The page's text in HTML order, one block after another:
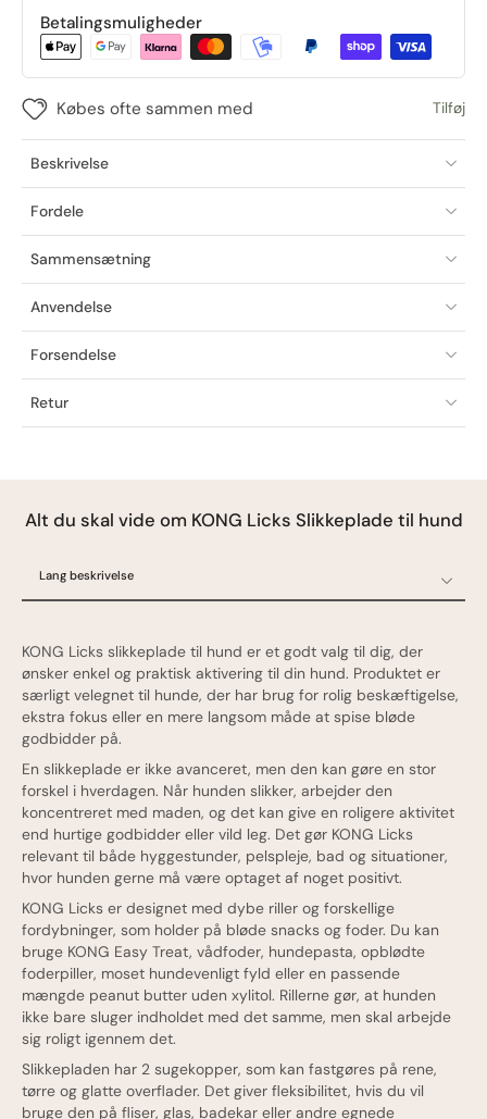
Betalingsmuligheder
Købes ofte sammen med Tilføj
Beskrivelse
Fordele
Sammensætning
Anvendelse
Forsendelse
Retur
Alt du skal vide om KONG Licks Slikkeplade til hund
Lang beskrivelse
Ofte stillede spørgsmål
Oprindelsesland
KONG Licks slikkeplade til hund er et godt valg til dig, der
ønsker enkel og praktisk aktivering til din hund. Produktet er
særligt velegnet til hunde, der har brug for rolig beskæftigelse,
ekstra fokus eller en mere langsom måde at spise bløde
godbidder på.
En slikkeplade er ikke avanceret, men den kan gøre en stor
forskel i hverdagen. Når hunden slikker, arbejder den
koncentreret med maden, og det kan give en roligere aktivitet
end hurtige godbidder eller vild leg. Det gør KONG Licks
relevant til både hyggestunder, pelspleje, bad og situationer,
hvor hunden gerne må være optaget af noget positivt.
KONG Licks er designet med dybe riller og forskellige
fordybninger, som holder på bløde snacks og foder. Du kan
bruge KONG Easy Treat, vådfoder, hundepasta, opblødte
foderpiller, moset hundevenligt fyld eller en passende
mængde peanut butter uden xylitol. Rillerne gør, at hunden
ikke bare sluger indholdet med det samme, men skal arbejde
sig roligt igennem det.
Slikkepladen har 2 sugekopper, som kan fastgøres på rene,
tørre og glatte overflader. Det giver fleksibilitet, hvis du vil
bruge den på fliser, glas, badekar eller andre egnede